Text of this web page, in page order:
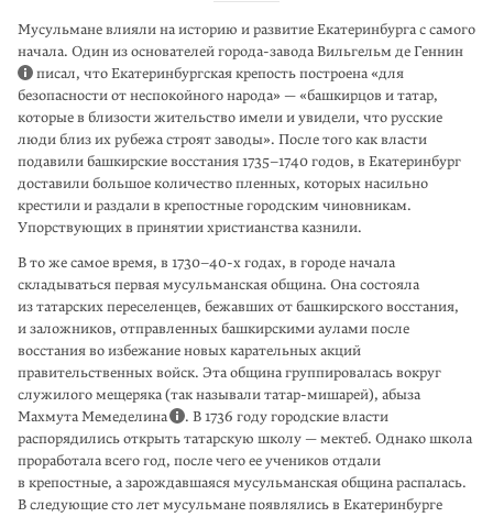
Мусульмане влияли на историю и развитие Екатеринбурга с самого
начала. Один из основателей города-завода Вильгельм де Геннин
писал, что Екате­ринбургская крепость построена «для
безопасности от неспокойного наро­да» — «башкирцов и татар,
которые в близости жительство имели и увидели, что русские
люди близ их рубежа строят заводы». После того как власти
подавили башкирские восстания 1735–1740 годов, в Екатеринбург
доставили большое количество пленных, которых насильно
крестили и раздали в крепост­ные городским чиновникам.
Упорствующих в принятии христианства казнили.
В то же самое время, в 1730–40-х годах, в городе начала
складываться пер­вая мусуль­манская община. Она состояла
из татарских переселенцев, бежавших от башкирского восстания,
и заложников, отправленных башкирскими аулами после
восстания во избежание новых карательных акций
правительственных войск. Эта община группировалась вокруг
служилого мещеряка (так называли татар-мишарей), абыза
Махмута Мемеделина
. В 1736 году город­ские власти
распорядились открыть татар­скую школу — мектеб. Однако школа
прорабо­тала всего год, после чего ее учени­ков отдали
в крепостные, а зарождавшаяся мусульманская община распалась.
В следую­щие сто лет мусульмане появля­лись в Екатеринбурге